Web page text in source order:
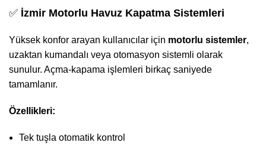
✅ İzmir Motorlu Havuz Kapatma Sistemleri
Yüksek konfor arayan kullanıcılar için motorlu sistemler,
uzaktan kumandalı veya otomasyon sistemli olarak
sunulur. Açma-kapama işlemleri birkaç saniyede
tamamlanır.
Özellikleri:
Tek tuşla otomatik kontrol